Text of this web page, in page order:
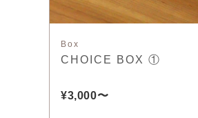
Box
CHOICE BOX ①
¥3,000〜